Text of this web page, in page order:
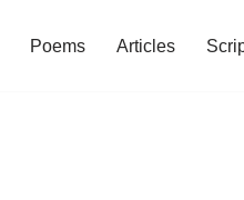
Poems Articles